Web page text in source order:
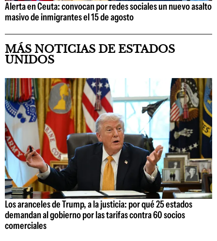
Alerta en Ceuta: convocan por redes sociales un nuevo asalto
masivo de inmigrantes el 15 de agosto
MÁS NOTICIAS DE ESTADOS
UNIDOS
Los aranceles de Trump, a la justicia: por qué 25 estados
demandan al gobierno por las tarifas contra 60 socios
comerciales